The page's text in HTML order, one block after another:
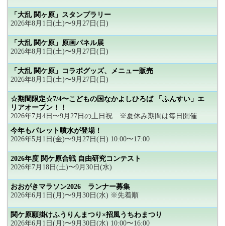
「大乱 関ヶ原」スタンプラリー
2026年8月1日(土)〜9月27日(日)
「大乱 関ケ原」原画パネル展
2026年8月1日(土)〜9月27日(日)
「大乱 関ケ原」コラボグッズ、メニュー販売
2026年8月1日(土)〜9月27日(日)
☆期間限定☆7/4〜こどもの国なかよしひろば 「ふんすい」エ
リアオープン！！
2026年7月4日〜9月27日の土日祝 ※夏休み期間は毎日開催
今年もパレット噴水が登場！
2026年5月1日(金)〜9月27日(日) 10:00〜17:00
2026年度 関ケ原合戦 自由研究コンテスト
2026年7月18日(土)〜9月30日(水)
おおがきマラソン2026 ランナー募集
2026年6月1日(月)〜9月30日(水) ※先着順
関ケ原願掛けふうりんまつり×招風うちわまつり
2026年6月1日(月)〜9月30日(水) 10:00〜16:00